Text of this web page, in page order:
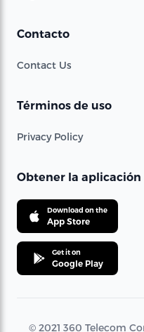
Contacto
Contact Us
Términos de uso
Privacy Policy
Obtener la aplicación
Download on the
App Store
Get it on
Google Play
© 2021 360 Telecom